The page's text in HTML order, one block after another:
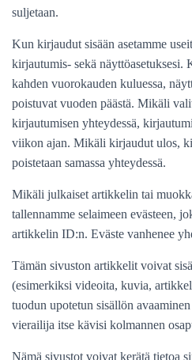
suljetaan.
Kun kirjaudut sisään asetamme
kirjautumis- sekä näyttöasetuksesi.
kahden vuorokauden kuluessa,
poistuvat vuoden päästä. Mikäli
kirjautumisen yhteydessä,
viikon ajan. Mikäli kirjaudut ulos,
poistetaan samassa yhteydessä.
Mikäli julkaiset artikkelin tai
tallennamme selaimeen evästeen,
artikkelin ID:n. Eväste vanhenee
Tämän sivuston artikkelit voivat
(esimerkiksi videoita, kuvia,
tuodun upotetun sisällön
vierailija itse kävisi kolmannen
Nämä sivustot voivat kerätä tietoa